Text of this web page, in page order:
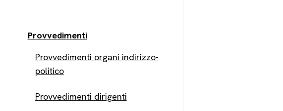
Provvedimenti
Provvedimenti organi indirizzo-
politico
Provvedimenti dirigenti